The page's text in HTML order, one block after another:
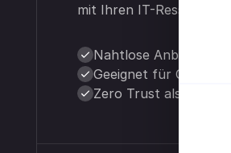
mit Ihren IT-Ressourcen
Nahtlose Anbindung
Geeignet für On-
Zero Trust als